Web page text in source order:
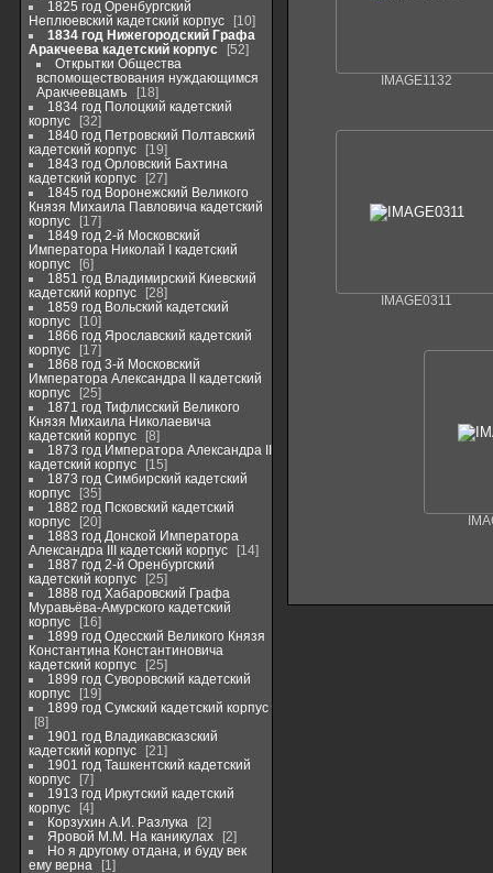
1825 год Оренбургский
Неплюевский кадетский корпус
10
1834 год Нижегородский Графа
Аракчеева кадетский корпус
52
Открытки Общества
вспомоществования нуждающимся
Аракчеевцамъ
18
1834 год Полоцкий кадетский
корпус
32
1840 год Петровский Полтавский
кадетский корпус
19
1843 год Орловский Бахтина
кадетский корпус
27
1845 год Воронежский Великого
Князя Михаила Павловича кадетский
корпус
17
1849 год 2-й Московский
Императора Николай I кадетский
корпус
6
1851 год Владимирский Киевский
кадетский корпус
28
1859 год Вольский кадетский
корпус
10
1866 год Ярославский кадетский
корпус
17
1868 год 3-й Московский
Императора Александра II кадетский
корпус
25
1871 год Тифлисский Великого
Князя Михаила Николаевича
кадетский корпус
8
1873 год Императора Александра II
кадетский корпус
15
1873 год Симбирский кадетский
корпус
35
1882 год Псковский кадетский
корпус
20
1883 год Донской Императора
Александра III кадетский корпус
14
1887 год 2-й Оренбургский
кадетский корпус
25
1888 год Хабаровский Графа
Муравьёва-Амурского кадетский
корпус
16
1899 год Одесский Великого Князя
Константина Константиновича
кадетский корпус
25
1899 год Суворовский кадетский
корпус
19
1899 год Сумский кадетский корпус
8
1901 год Владикавсказский
кадетский корпус
21
1901 год Ташкентский кадетский
корпус
7
1913 год Иркутский кадетский
корпус
4
Корзухин А.И. Разлука
2
Яровой М.М. На каникулах
2
Но я другому отдана, и буду век
ему верна
1
IMAGE1132
IMAGE0311